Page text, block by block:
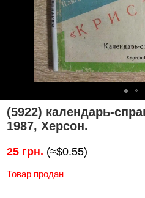
(5922) календарь-
1987, Херсон.
25 грн. (≈$0.55)
Товар продан